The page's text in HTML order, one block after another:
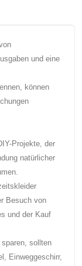
und eine
können
Projekte, der
natürlicher
Besuch von
und der Kauf
sollten
Einweggeschirr,